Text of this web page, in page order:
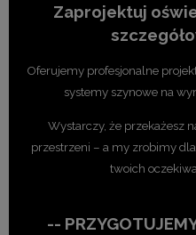
Zaprojektuj
Oferujemy profesjonalne
systemy szynowe na
Wystarczy, że przekażesz
przestrzeni – a my zrobimy
twoich
--